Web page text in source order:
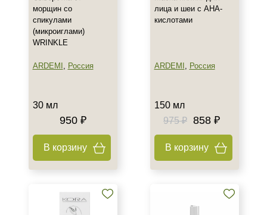
SPF 25
Показать еще
Рост волос и алопеция
морщин со
спикулами
(микроиглами)
WRINKLE
ARDEMI , Россия
30 мл
950 ₽
В корзину
лица и шеи с АНА-
кислотами
ARDEMI , Россия
150 мл
975 ₽ 858 ₽
В корзину